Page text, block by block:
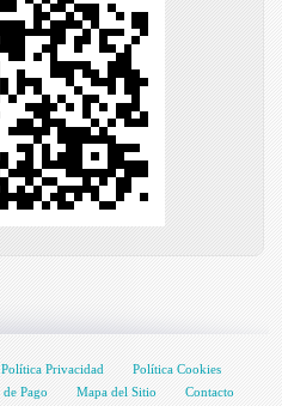
Política Privacidad
Política Cookies
Pago Mapa del Sitio Contacto